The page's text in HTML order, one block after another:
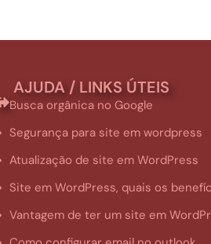
AJUDA / LINKS ÚTEIS
Busca orgânica no Google
Segurança para site em wordpress
Atualização de site em WordPress
Site em WordPress, quais os
Vantagem de ter um site em